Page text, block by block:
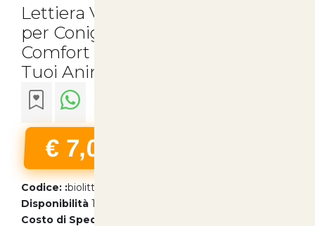
Lettiera Vegetale Biolitter 8 Litri
per Conigli Nani e Gatti -
Comfort e Salute Naturale per i
Tuoi Animali | Articoli per Anima
€ 7,00
Codice: :biolitter
Disponibilità 10 pezzi
Costo di Spedizione da